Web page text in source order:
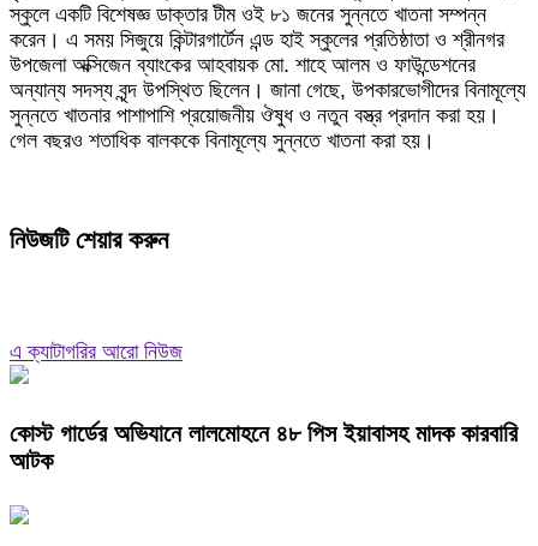
স্কুলে একটি বিশেষজ্ঞ ডাক্তার টীম ওই ৮১ জনের সুন্নতে খাতনা সম্পন্ন
করেন। এ সময় সিজুয়ে কিন্টারগার্টেন এন্ড হাই স্কুলের প্রতিষ্ঠাতা ও শ্রীনগর
উপজেলা অক্সিজেন ব্যাংকের আহবায়ক মো. শাহে আলম ও ফাউন্ডেশনের
অন্যান্য সদস্য বৃন্দ উপস্থিত ছিলেন। জানা গেছে, উপকারভোগীদের বিনামূল্যে
সুন্নতে খাতনার পাশাপাশি প্রয়োজনীয় ঔষুধ ও নতুন বস্ত্র প্রদান করা হয়।
গেল বছরও শতাধিক বালককে বিনামূল্যে সুন্নতে খাতনা করা হয়।
নিউজটি শেয়ার করুন
এ ক্যাটাগরির আরো নিউজ
কোস্ট গার্ডের অভিযানে লালমোহনে ৪৮ পিস ইয়াবাসহ মাদক কারবারি
আটক